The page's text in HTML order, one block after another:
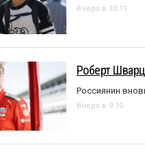
Вчера в 10:11
Роберт
Россиянин
Вчера в 9:10